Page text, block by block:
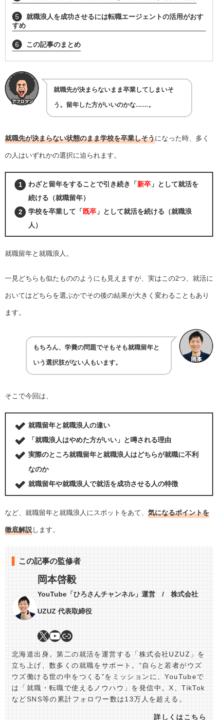
5
就職浪人を成功させるには転職エージェントの活用がおす
すめ
6 この記事のまとめ
就職先が決まらないまま卒業してしまいそ
う。留年した方がいいのかな……。
就職先が決まらない状態のまま学校を卒業しそうになった時、多く
の人はいずれかの選択に迫られます。
わざと留年をすることで引き続き「新卒 」として就活を
続ける （就職留年）
学校を卒業して「既卒 」として就活を続ける （就職浪
人）
就職留年と就職浪人。
一見どちらも似たもののようにも見えますが、実はこの2つ、就活に
おいてはどちらを選ぶかでその後の結果が大きく変わることもあり
ます。
もちろん、学費の問題でそもそも就職留年と
いう選択肢がない人もいます。
そこで今回は、
就職留年と就職浪人の違い
「就職浪人はやめた方がいい」と噂される理由
実際のところ就職留年と就職浪人はどちらが就職に不利
なのか
就職留年や就職浪人で就活を成功させる人の特徴
など、就職留年と就職浪人にスポットをあて、 気になるポイントを
徹底解説します。
この記事の監修者
岡本啓毅
YouTube「ひろさんチャンネル」運営 / 株式会社
UZUZ 代表取締役
北海道出身。第二の就活を運営する「株式会社UZUZ」を
立ち上げ、数多くの就職をサポート。“自らと若者がウズ
ウズ働ける世の中をつくる”をミッションに、YouTubeで
は「就職・転職で使えるノウハウ」を発信中。X、TikTok
などSNS等の累計フォロワー数は13万人を超える。
詳しくはこちら